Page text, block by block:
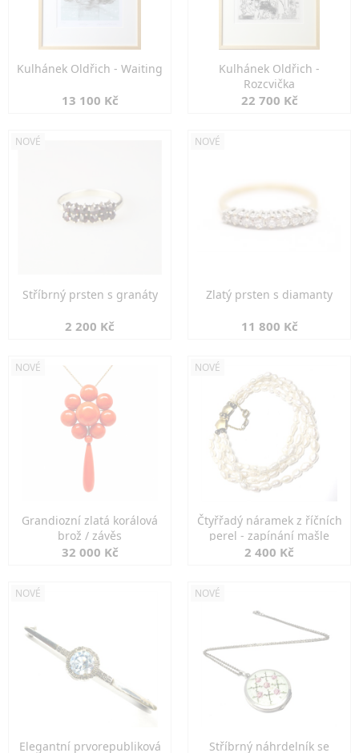
Kulhánek Oldřich - Waiting
13 100 Kč
Kulhánek Oldřich -
Rozcvička
22 700 Kč
NOVÉ
Stříbrný prsten s granáty
2 200 Kč
NOVÉ
Zlatý prsten s diamanty
11 800 Kč
NOVÉ
Grandiozní zlatá korálová
brož / závěs
32 000 Kč
NOVÉ
Čtyřřadý náramek z říčních
perel - zapínání mašle
2 400 Kč
NOVÉ
Elegantní prvorepubliková
NOVÉ
Stříbrný náhrdelník se